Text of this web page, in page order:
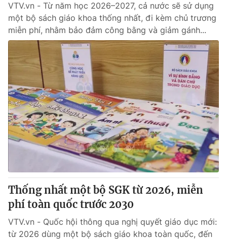
VTV.vn - Từ năm học 2026–2027, cả nước sẽ sử dụng
một bộ sách giáo khoa thống nhất, đi kèm chủ trương
miễn phí, nhằm bảo đảm công bằng và giảm gánh...
Thống nhất một bộ SGK từ 2026, miễn
phí toàn quốc trước 2030
VTV.vn - Quốc hội thông qua nghị quyết giáo dục mới:
từ 2026 dùng một bộ sách giáo khoa toàn quốc, đến